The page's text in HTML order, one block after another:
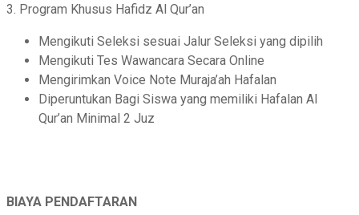
3. Program Khusus Hafidz Al Qur’an
Mengikuti Seleksi sesuai Jalur Seleksi yang dipilih
Mengikuti Tes Wawancara Secara Online
Mengirimkan Voice Note Muraja’ah Hafalan
Diperuntukan Bagi Siswa yang memiliki Hafalan Al
Qur’an Minimal 2 Juz
BIAYA PENDAFTARAN